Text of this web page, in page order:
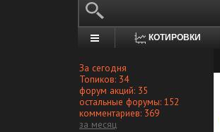
КОТИРОВКИ
За сегодня
Топиков: 34
форум акций: 35
остальные форумы: 152
комментариев: 369
за месяц